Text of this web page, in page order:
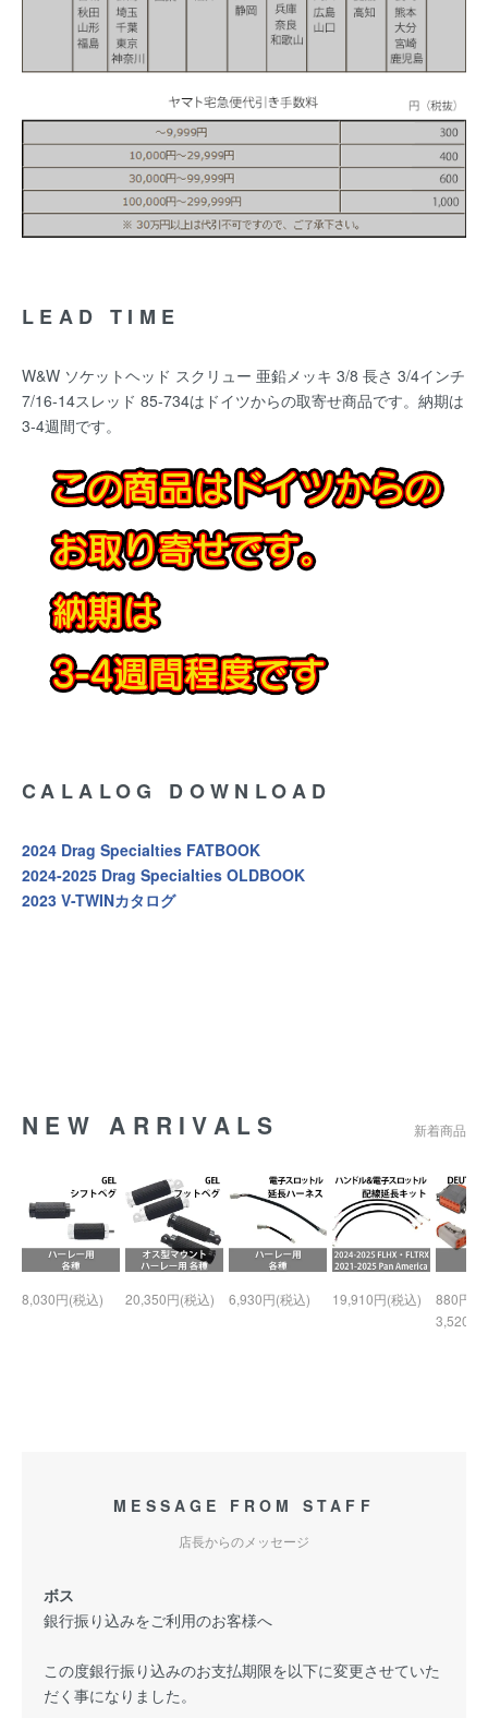
LEAD TIME
W&W ソケットヘッド スクリュー 亜鉛メッキ 3/8 長さ 3/4インチ
7/16-14スレッド 85-734はドイツからの取寄せ商品です。納期は
3-4週間です。
CALALOG DOWNLOAD
2024 Drag Specialties FATBOOK
2024-2025 Drag Specialties OLDBOOK
2023 V-TWINカタログ
NEW ARRIVALS 新着商品
8,030円(税込) 20,350円(税込) 6,930円(税込) 19,910円(税込)
880円(
3,520円
MESSAGE FROM STAFF
店長からのメッセージ
ボス
銀行振り込みをご利用のお客様へ
この度銀行振り込みのお支払期限を以下に変更させていた
だく事になりました。